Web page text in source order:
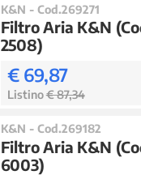
K&N - Cod.269271
Filtro Aria K&N
2508)
€ 69,87
Listino€ 87,34
K&N - Cod.269182
Filtro Aria K&N
6003)